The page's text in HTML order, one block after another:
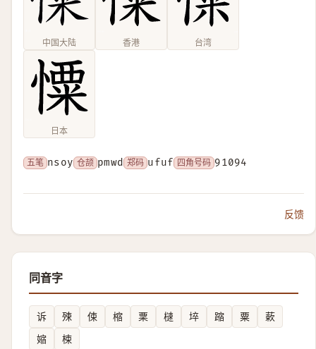
中国大陆 香港 台湾
日本
五笔 nsoy 仓颉 pmwd 郑码 ufuf 四角号码 91094
反馈
同音字
诉 殐 㑛 樎 䅇 㯈 埣 蹜 粟
蔌
㜚
梀